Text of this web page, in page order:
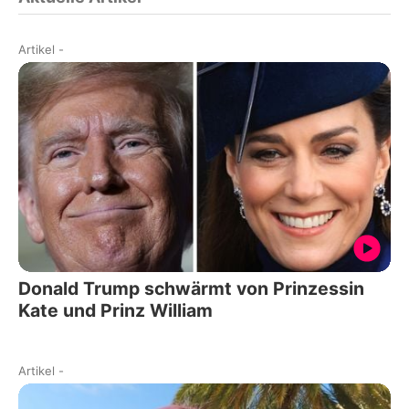
Artikel -
Donald Trump schwärmt von Prinzessin
Kate und Prinz William
Artikel -